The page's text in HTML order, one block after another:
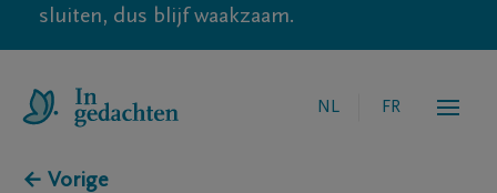
sluiten, dus blijf waakzaam.
NL FR
← Vorige